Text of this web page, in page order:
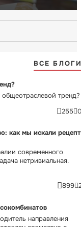
ВСЕ
тренд?
255
как мы искали рецепт
современного
нетривиальная.
899
направления